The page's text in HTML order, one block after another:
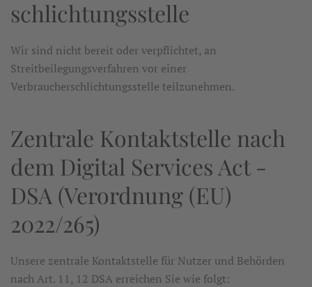
schlichtungs­stelle
Wir sind nicht bereit oder verpflichtet, an
Streitbeilegungsverfahren vor einer
Verbraucherschlichtungsstelle teilzunehmen.
Zentrale Kontaktstelle nach
dem Digital Services Act -
DSA (Verordnung (EU)
2022/265)
Unsere zentrale Kontaktstelle für Nutzer und Behörden
nach Art. 11, 12 DSA erreichen Sie wie folgt: